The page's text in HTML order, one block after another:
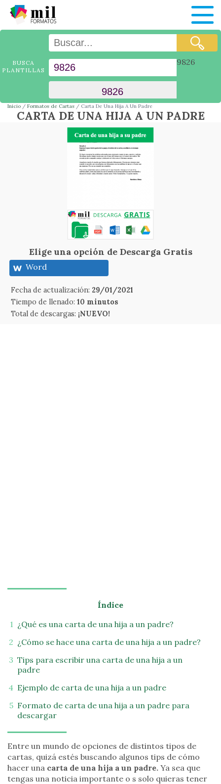
BUSCA
PLANTILLAS
9826
Inicio Formatos de Cartas Carta De Una Hija A Un Padre
CARTA DE UNA HIJA A UN PADRE
Elige una opción de Descarga Gratis
Word
Fecha de actualización: 29/01/2021
Tiempo de llenado:10 minutos
Total de descargas: ¡NUEVO!
Índice
¿Qué es una carta de una hija a un padre?
¿Cómo se hace una carta de una hija a un padre?
Tips para escribir una carta de una hija a un
padre
Ejemplo de carta de una hija a un padre
Formato de carta de una hija a un padre para
descargar
Entre un mundo de opciones de distintos tipos de
cartas, quizá estés buscando algunos tips de cómo
hacer una carta de una hija a un padre. Ya sea que
tengas una noticia importante o s solo quieras tener